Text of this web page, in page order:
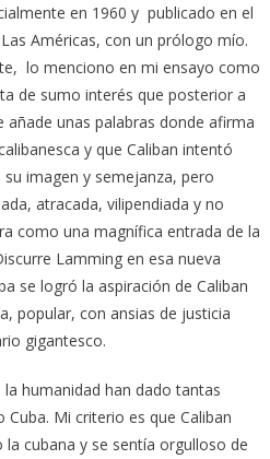
en 1960 y publicado en el
Américas, con un prólogo mío.
lo menciono en mi ensayo como
de sumo interés que posterior a
unas palabras donde afirma
y que Caliban intentó
imagen y semejanza, pero
atracada, vilipendiada y no
como una magnífica entrada de la
Lamming en esa nueva
se logró la aspiración de Caliban
popular, con ansias de justicia
gigantesco.
humanidad han dado tantas
Mi criterio es que Caliban
cubana y se sentía orgulloso de